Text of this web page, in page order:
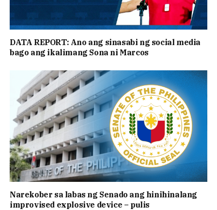
DATA REPORT: Ano ang sinasabi ng social media
bago ang ikalimang Sona ni Marcos
Narekober sa labas ng Senado ang hinihinalang
improvised explosive device – pulis